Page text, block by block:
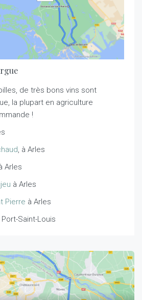
de très bons vins sont
la plupart en agriculture
!
, à Arles
Arles
à Arles
Pierre à Arles
Port-Saint-Louis